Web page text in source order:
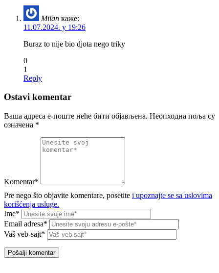
Milan каже:
11.07.2024. у 19:26
Buraz to nije bio djota nego triky
0
1
Reply
Ostavi komentar
Ваша адреса е-поште неће бити објављена. Неопходна поља су
означена *
Komentar*
Pre nego što objavite komentare, posetite i upoznajte se sa uslovima
korišćenja usluge.
Ime*
Email adresa*
Vaš veb-sajt*